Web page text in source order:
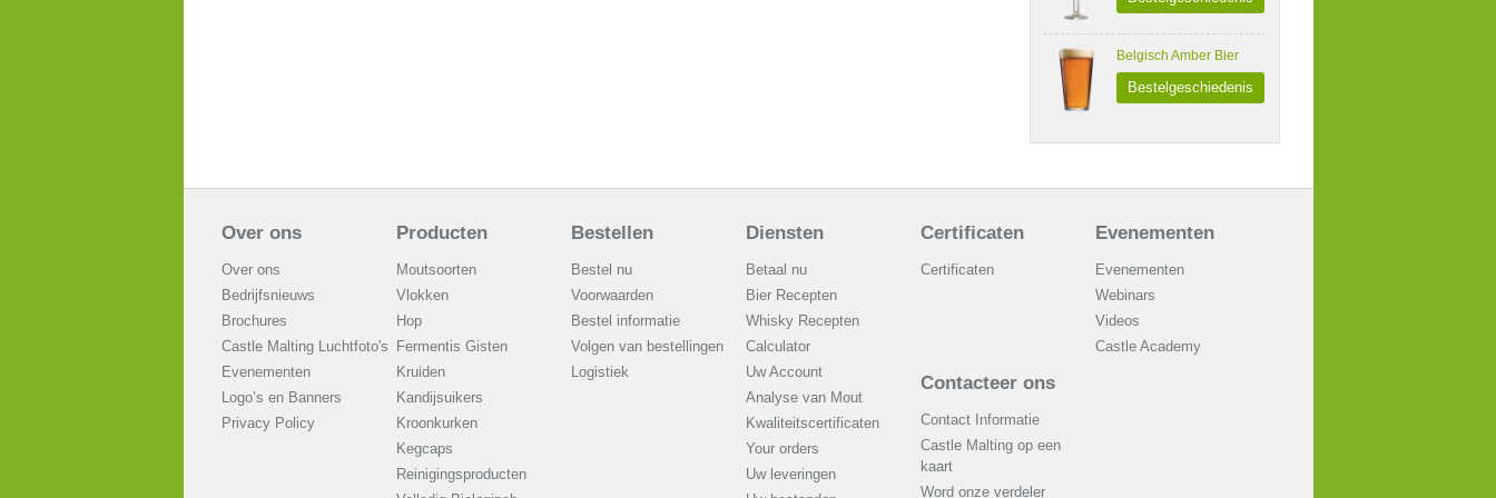
Belgisch Amber Bier
Bestelgeschiedenis
Over ons
Over ons
Bedrijfsnieuws
Brochures
Castle Malting Luchtfoto's
Evenementen
Logo’s en Banners
Privacy Policy
Producten
Moutsoorten
Vlokken
Hop
Fermentis Gisten
Kruiden
Kandijsuikers
Kroonkurken
Kegcaps
Reinigingsproducten
Bestellen
Bestel nu
Voorwaarden
Bestel informatie
Volgen van bestellingen
Logistiek
Diensten
Betaal nu
Bier Recepten
Whisky Recepten
Calculator
Uw Account
Analyse van Mout
Kwaliteitscertificaten
Your orders
Uw leveringen
Certificaten
Certificaten
Evenementen
Evenementen
Webinars
Videos
Castle Academy
Contacteer ons
Contact Informatie
Castle Malting op een
kaart
Word onze verdeler